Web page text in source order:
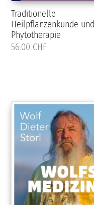
Traditionelle
Heilpflanzenkunde und
Phytotherapie
56.00 CHF